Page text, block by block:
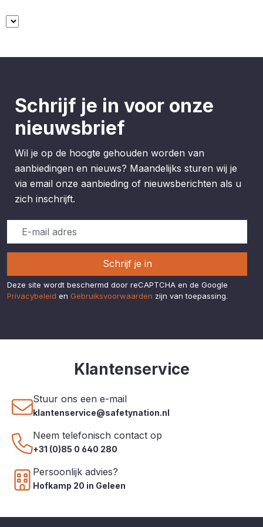
worden gebruikt; het is ook
gemakkelijk op te bergen
de lengte van de voetlus
Schrijf je in voor onze
nieuwsbrief
Wil je op de hoogte gehouden worden van
aanbiedingen en nieuws? Maandelijks sturen wij je
via email onze aanbieding of nieuwsberichten als u
zich inschrijft.
Schrijf je in
Deze site wordt beschermd door reCAPTCHA en de Google
Privacybeleid en Gebruiksvoorwaarden zijn van toepassing.
Klantenservice
Stuur ons een e-mail
klantenservice@safetynation.nl
Neem telefonisch contact op
+31 (0)85 0 640 280
Persoonlijk advies?
Hofkamp 20 in Geleen